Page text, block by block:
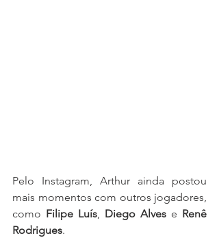
Pelo Instagram, Arthur ainda postou
mais momentos com outros jogadores,
como Filipe Luís, Diego Alves e Renê
Rodrigues.